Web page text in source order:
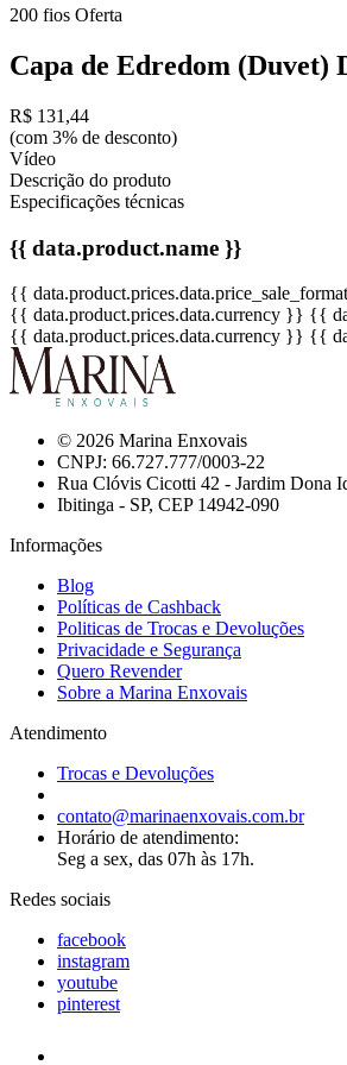
200 fios Oferta
Capa de Edredom (Duvet)
R$ 131,44
(com 3% de desconto)
Vídeo
Descrição do produto
Especificações técnicas
{{ data.product.name }}
{{
{{ data.product.prices.data.currency }} {{
{{ data.product.prices.data.currency }} {{
© 2026 Marina Enxovais
CNPJ: 66.727.777/0003-22
Rua Clóvis Cicotti 42 - Jardim Dona
Ibitinga - SP, CEP 14942-090
Informações
Blog
Políticas de Cashback
Politicas de Trocas e Devoluções
Privacidade e Segurança
Quero Revender
Sobre a Marina Enxovais
Atendimento
Trocas e Devoluções
contato@marinaenxovais.com.br
Horário de atendimento:
Seg a sex, das 07h às 17h.
Redes sociais
facebook
instagram
youtube
pinterest